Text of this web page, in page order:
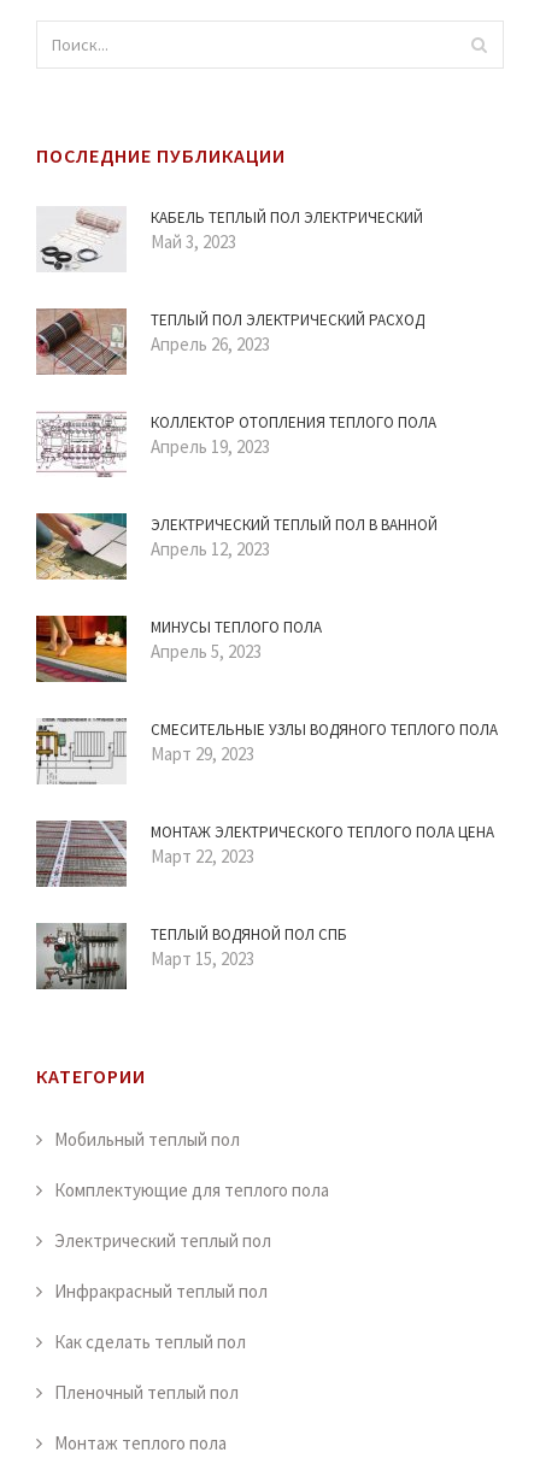
ПОСЛЕДНИЕ ПУБЛИКАЦИИ
КАБЕЛЬ ТЕПЛЫЙ ПОЛ ЭЛЕКТРИЧЕСКИЙ
Май 3, 2023
ТЕПЛЫЙ ПОЛ ЭЛЕКТРИЧЕСКИЙ РАСХОД
Апрель 26, 2023
КОЛЛЕКТОР ОТОПЛЕНИЯ ТЕПЛОГО ПОЛА
Апрель 19, 2023
ЭЛЕКТРИЧЕСКИЙ ТЕПЛЫЙ ПОЛ В ВАННОЙ
Апрель 12, 2023
МИНУСЫ ТЕПЛОГО ПОЛА
Апрель 5, 2023
СМЕСИТЕЛЬНЫЕ УЗЛЫ ВОДЯНОГО ТЕПЛОГО ПОЛА
Март 29, 2023
МОНТАЖ ЭЛЕКТРИЧЕСКОГО ТЕПЛОГО ПОЛА ЦЕНА
Март 22, 2023
ТЕПЛЫЙ ВОДЯНОЙ ПОЛ СПБ
Март 15, 2023
КАТЕГОРИИ
Мобильный теплый пол
Комплектующие для теплого пола
Электрический теплый пол
Инфракрасный теплый пол
Как сделать теплый пол
Пленочный теплый пол
Монтаж теплого пола